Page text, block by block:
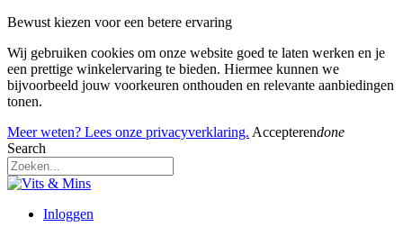
Bewust kiezen voor een betere ervaring
Wij gebruiken cookies om onze website goed te laten werken en je
een prettige winkelervaring te bieden. Hiermee kunnen we
bijvoorbeeld jouw voorkeuren onthouden en relevante aanbiedingen
tonen.
Meer weten? Lees onze privacyverklaring. Accepterendone
Search
Inloggen